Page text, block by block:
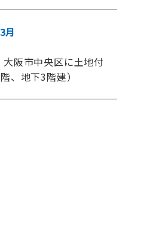
3月
阪市中央区に土地付
、地下3階建）